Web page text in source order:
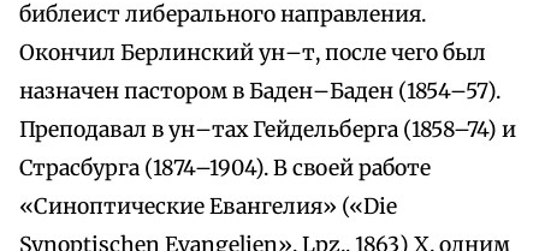
библеист либерального направления.
Окончил Берлинский ун–т, после чего был
назначен пастором в Баден–Баден (1854–57).
Преподавал в ун–тах Гейдельберга (1858–74) и
Страсбурга (1874–1904). В своей работе
«Синоптические Евангелия» («Die
Synoptischen Evangelien», Lpz., 1863) Х. одним